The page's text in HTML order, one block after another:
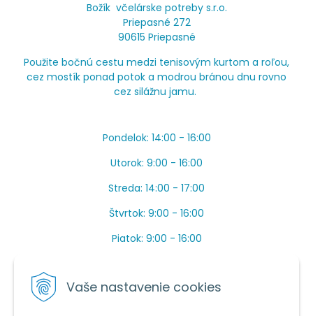
Vaše nastavenie cookies
Božík včelárske potreby s.r.o.
Priepasné 272
90615 Priepasné
Použite bočnú cestu medzi tenisovým kurtom a roľou,
cez mostík ponad potok a modrou bránou dnu rovno
cez silážnu jamu.
Pondelok: 14:00 - 16:00
Utorok: 9:00 - 16:00
Streda: 14:00 - 17:00
Štvrtok: 9:00 - 16:00
Piatok: 9:00 - 16:00
Máme toho veľa v sezóne, ak sa nedovoláte, píšte